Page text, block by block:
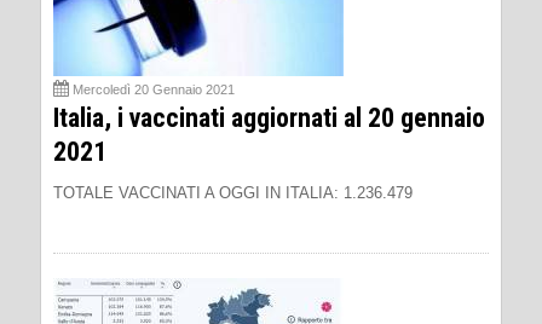
Mercoledì 20 Gennaio 2021
Italia, i vaccinati aggiornati al 20 gennaio
2021
TOTALE VACCINATI A OGGI IN ITALIA: 1.236.479